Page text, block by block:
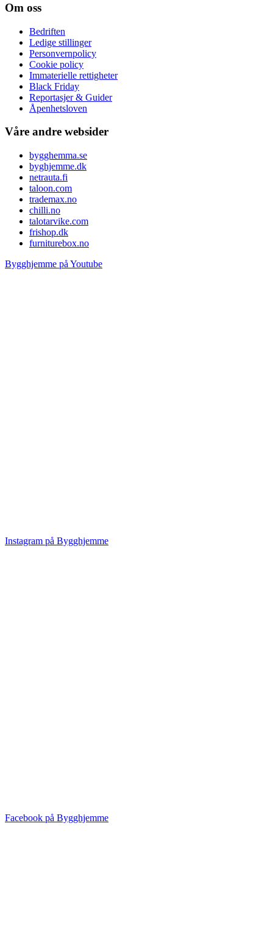
Om oss
Bedriften
Ledige stillinger
Personvernpolicy
Cookie policy
Immaterielle rettigheter
Black Friday
Reportasjer & Guider
Åpenhetsloven
Våre andre websider
bygghemma.se
byghjemme.dk
netrauta.fi
taloon.com
trademax.no
chilli.no
talotarvike.com
frishop.dk
furniturebox.no
Bygghjemme på Youtube
Instagram på Bygghjemme
Facebook på Bygghjemme